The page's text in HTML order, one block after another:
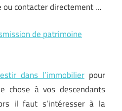
ou contacter directement …
de patrimoine
dans l’immobilierpour
chose à vos descendants
il faut s’intéresser à la